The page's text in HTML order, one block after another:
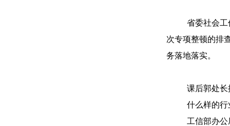
省委社会
次专项整顿的排
务落地落实。
课后郭处长
什么样的行
工信部办公